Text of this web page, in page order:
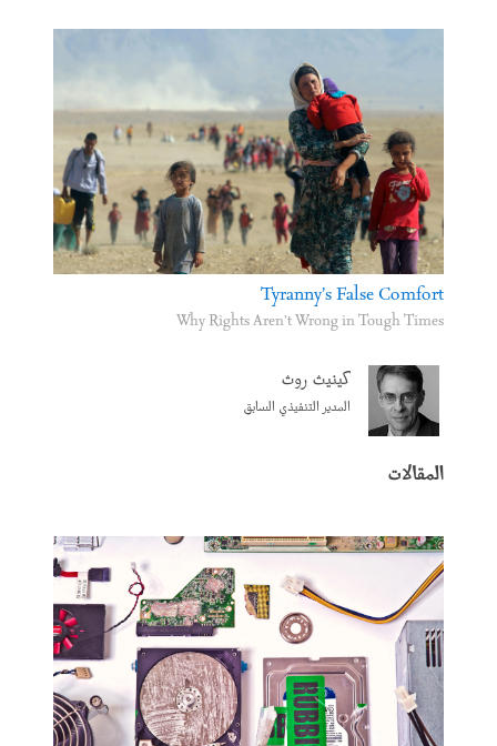
Tyranny’s False Comfort
Why Rights Aren’t Wrong in Tough Times
كينيث روث
المدير التنفيذي السابق
المقالات